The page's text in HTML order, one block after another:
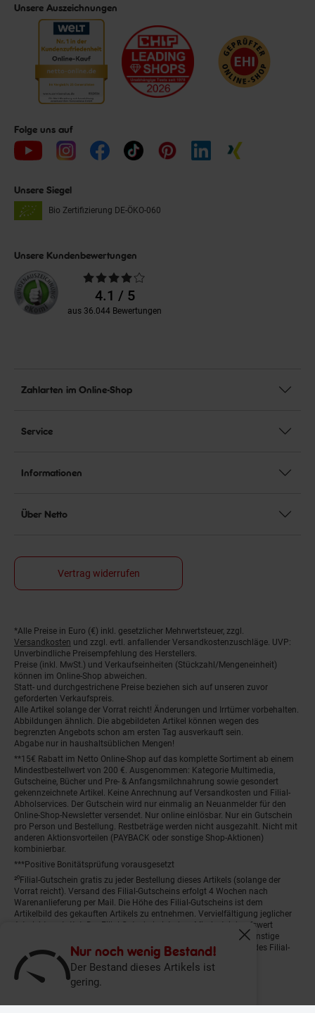
Nur noch wenig Bestand!
Der Bestand dieses Artikels ist
gering.
Fenster
Unsere Auszeichnungen
Folge uns auf
Unsere Siegel
Bio Zertifizierung DE-ÖKO-060
Unsere Kundenbewertungen
Durchschnittliche
Bewertungen4.1 / 5
aus 36.044 Bewertungen
Zahlarten im Online-Shop
Service
Informationen
Über Netto
Vertrag widerrufen
Fußnoten
*Alle Preise in Euro (€) inkl. gesetzlicher Mehrwertsteuer, zzgl.
Versandkosten und zzgl. evtl. anfallender Versandkostenzuschläge. UVP:
Unverbindliche Preisempfehlung des Herstellers.
Preise (inkl. MwSt.) und Verkaufseinheiten (Stückzahl/Mengeneinheit)
können im Online-Shop abweichen.
Statt- und durchgestrichene Preise beziehen sich auf unseren zuvor
geforderten Verkaufspreis.
Alle Artikel solange der Vorrat reicht! Änderungen und Irrtümer vorbehalten.
Abbildungen ähnlich. Die abgebildeten Artikel können wegen des
begrenzten Angebots schon am ersten Tag ausverkauft sein.
Abgabe nur in haushaltsüblichen Mengen!
**15€ Rabatt im Netto Online-Shop auf das komplette Sortiment ab einem
Mindestbestellwert von 200 €. Ausgenommen: Kategorie Multimedia,
Gutscheine, Bücher und Pre- & Anfangsmilchnahrung sowie gesondert
gekennzeichnete Artikel. Keine Anrechnung auf Versandkosten und Filial-
Abholservices. Der Gutschein wird nur einmalig an Neuanmelder für den
Online-Shop-Newsletter versendet. Nur online einlösbar. Nur ein Gutschein
pro Person und Bestellung. Restbeträge werden nicht ausgezahlt. Nicht mit
anderen Aktionsvorteilen (PAYBACK oder sonstige Shop-Aktionen)
kombinierbar.
***Positive Bonitätsprüfung vorausgesetzt
²⁰Filial-Gutschein gratis zu jeder Bestellung dieses Artikels (solange der
Vorrat reicht). Versand des Filial-Gutscheins erfolgt 4 Wochen nach
Warenanlieferung per Mail. Die Höhe des Filial-Gutscheins ist dem
Artikelbild des gekauften Artikels zu entnehmen. Vervielfältigung jeglicher
Art nicht gestattet. Der Filial-Gutschein ist ohne Mindesteinkaufswert
einlösbar. Nicht mit anderen Aktionsvorteilen (PAYBACK oder sonstige
Shop-Aktionen) kombinierbar. Der jeweilige Gültigkeitszeitraum des Filial-
Gutscheins ist darauf vermerkt.